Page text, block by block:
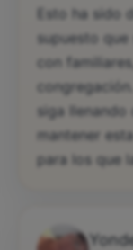
Esto ha sido
supuesto
con
siga llenando
mantener
para los que